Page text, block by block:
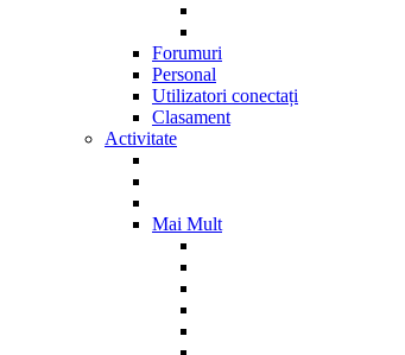
Forumuri
Personal
Utilizatori conectați
Clasament
Activitate
Mai Mult